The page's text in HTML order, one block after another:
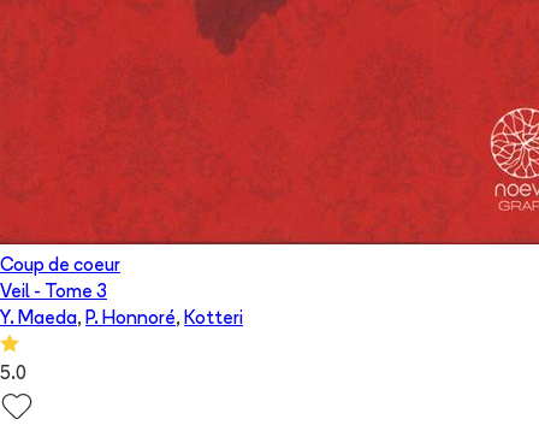
Coup de coeur
Veil - Tome 3
Y. Maeda, P. Honnoré, Kotteri
5.0